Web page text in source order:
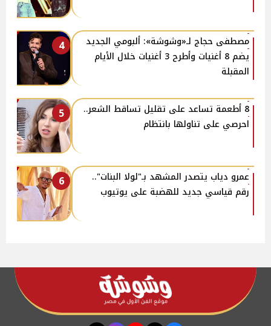
4
مصطفى حجاج لـ«وشوشة»: ألبومي الجديد
يضم 8 أغنيات وأطرح 3 أغنيات خلال الأيام
المقبلة
5
8 أطعمة تساعد على تقليل تساقط الشعر..
احرصي على تناولها بانتظام
6
عمرو دياب يتصدر المشهد بـ"لولا البنات"..
رقم قياسي جديد للهضبة على يوتيوب